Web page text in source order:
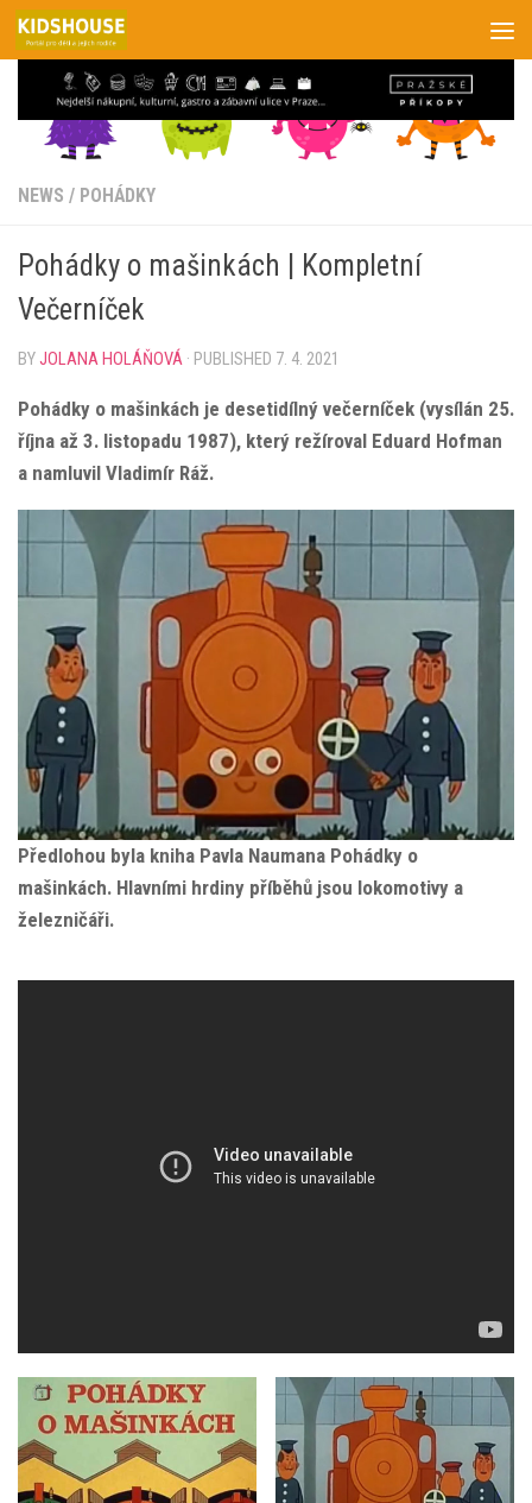
Skip to content
NEWS / POHÁDKY
Pohádky o mašinkách | Kompletní
Večerníček
BYJOLANA HOLÁŇOVÁ · PUBLISHED 7. 4. 2021
Pohádky o mašinkách je desetidílný večerníček (vysílán 25.
října až 3. listopadu 1987), který režíroval Eduard Hofman
a namluvil Vladimír Ráž.
Předlohou byla kniha Pavla Naumana Pohádky o
mašinkách. Hlavními hrdiny příběhů jsou lokomotivy a
železničáři.